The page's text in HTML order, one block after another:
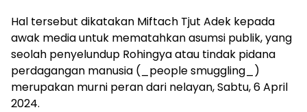
Hal tersebut dikatakan Miftach Tjut Adek kepada
awak media untuk mematahkan asumsi publik, yang
seolah penyelundup Rohingya atau tindak pidana
perdagangan manusia (_people smuggling_)
merupakan murni peran dari nelayan, Sabtu, 6 April
2024.